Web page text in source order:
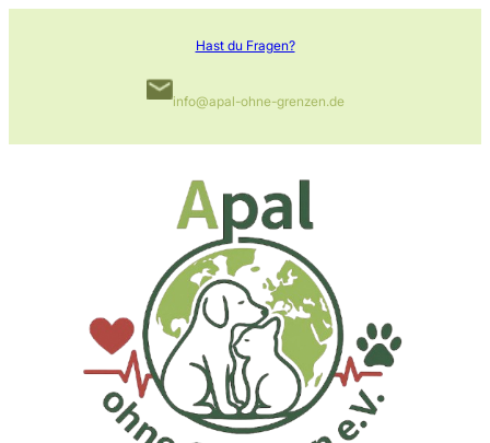
Hast du Fragen?
info@apal-ohne-grenzen.de